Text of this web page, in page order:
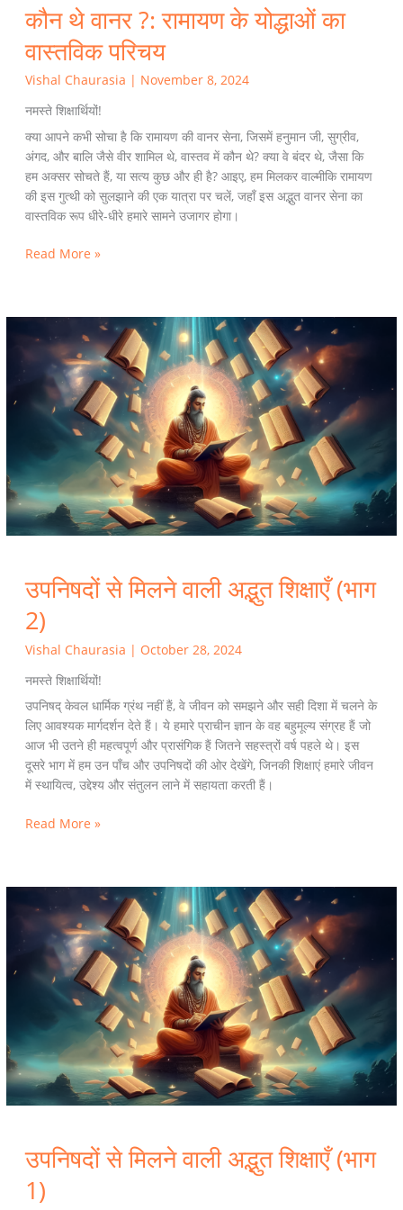
कौन थे वानर ?: रामायण के योद्धाओं का
वास्तविक परिचय
Vishal Chaurasia | November 8, 2024
नमस्ते शिक्षार्थियों!
क्या आपने कभी सोचा है कि रामायण की वानर सेना, जिसमें हनुमान जी, सुग्रीव,
अंगद, और बालि जैसे वीर शामिल थे, वास्तव में कौन थे? क्या वे बंदर थे, जैसा कि
हम अक्सर सोचते हैं, या सत्य कुछ और ही है? आइए, हम मिलकर वाल्मीकि रामायण
की इस गुत्थी को सुलझाने की एक यात्रा पर चलें, जहाँ इस अद्भुत वानर सेना का
वास्तविक रूप धीरे-धीरे हमारे सामने उजागर होगा।
Read More »
उपनिषदों से मिलने वाली अद्भुत शिक्षाएँ (भाग
2)
Vishal Chaurasia | October 28, 2024
नमस्ते शिक्षार्थियों!
उपनिषद् केवल धार्मिक ग्रंथ नहीं हैं, वे जीवन को समझने और सही दिशा में चलने के
लिए आवश्यक मार्गदर्शन देते हैं। ये हमारे प्राचीन ज्ञान के वह बहुमूल्य संग्रह हैं जो
आज भी उतने ही महत्वपूर्ण और प्रासंगिक हैं जितने सहस्त्रों वर्ष पहले थे। इस
दूसरे भाग में हम उन पाँच और उपनिषदों की ओर देखेंगे, जिनकी शिक्षाएं हमारे जीवन
में स्थायित्व, उद्देश्य और संतुलन लाने में सहायता करती हैं।
उपनिषदों
मिलने
अद्भुत
2)
Read More »
उपनिषदों से मिलने वाली अद्भुत शिक्षाएँ (भाग
1)
उपनिषदों
मिलने
अद्भुत
1)